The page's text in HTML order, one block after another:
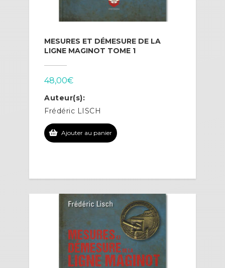
MESURES ET DÉMESURE DE LA
LIGNE MAGINOT TOME 1
48,00€
Auteur(s):
Frédéric LISCH
Ajouter au panier